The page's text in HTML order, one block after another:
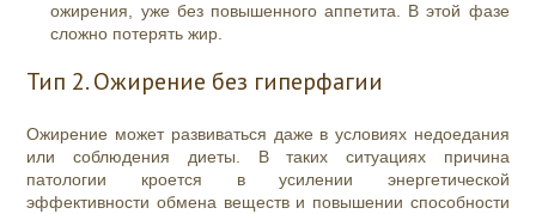
ожирения, уже без повышенного аппетита. В этой фазе
сложно потерять жир.
Тип 2. Ожирение без гиперфагии
Ожирение может развиваться даже в условиях недоедания
или соблюдения диеты. В таких ситуациях причина
патологии кроется в усилении энергетической
эффективности обмена веществ и повышении способности